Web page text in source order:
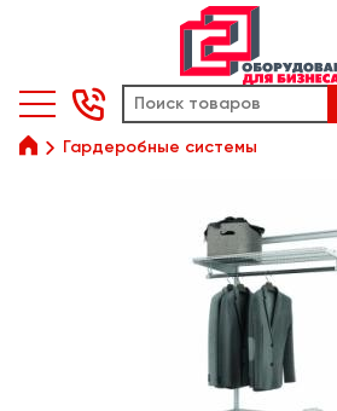

 Гардеробные системы